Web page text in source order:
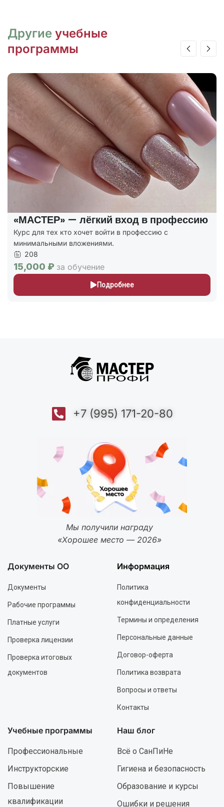
Другие учебные
программы
«МАСТЕР» — лёгкий вход в профессию
Курс для тех кто хочет войти в профессию с
минимальными вложениями.
208
15,000 ₽ за обучение
Подробнее
+7 (995) 171-20-80
Мы получили награду
«Хорошее место — 2026»
Документы ОО
Документы
Рабочие программы
Платные услуги
Проверка лицензии
Проверка итоговых
документов
Информация
Политика
конфиденциальности
Термины и определения
Персональные данные
Договор-оферта
Политика возврата
Вопросы и ответы
Контакты
Учебные программы
Профессиональные
Инструкторские
Повышение
квалификации
Наш блог
Всё о СанПиНе
Гигиена и безопасность
Образование и курсы
Ошибки и решения